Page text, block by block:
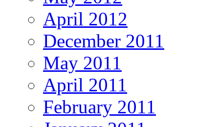
April 2012
December 2011
May 2011
April 2011
February 2011